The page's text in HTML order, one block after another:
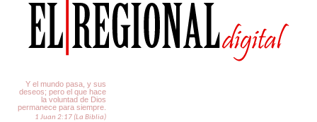
Y el mundo pasa, y sus
deseos; pero el que hace
la voluntad de Dios
permanece para siempre.
1 Juan 2:17 (La Biblia)